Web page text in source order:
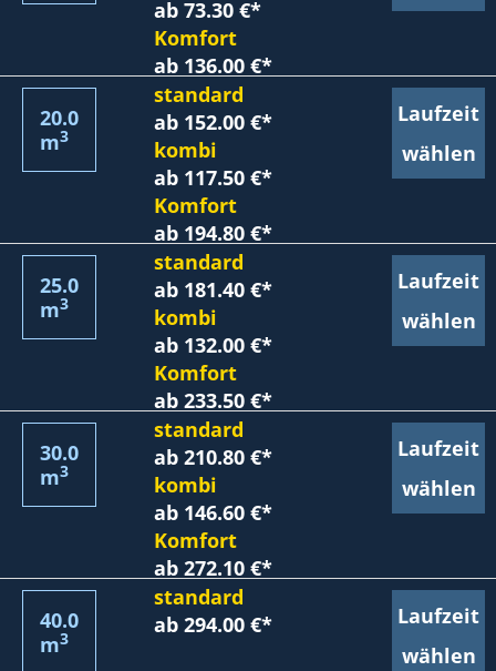
ab 73.30 €*
Komfort
ab 136.00 €*
20.0
m3
standard
ab 152.00 €*
kombi
ab 117.50 €*
Komfort
ab 194.80 €*
Laufzeit
wählen
25.0
m3
standard
ab 181.40 €*
kombi
ab 132.00 €*
Komfort
ab 233.50 €*
Laufzeit
wählen
30.0
m3
standard
ab 210.80 €*
kombi
ab 146.60 €*
Komfort
ab 272.10 €*
Laufzeit
wählen
40.0
m3
standard
ab 294.00 €*
Laufzeit
wählen